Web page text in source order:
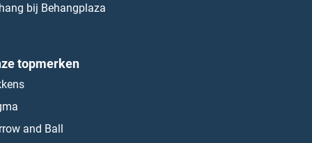
bij Behangplaza
topmerken
and Ball